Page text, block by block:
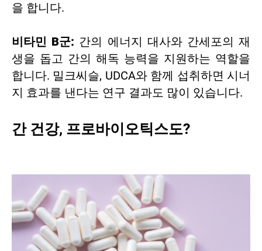
을 합니다.
비타민 B군: 간의 에너지 대사와 간세포의 재
생을 돕고 간의 해독 능력을 지원하는 역할을
합니다. 밀크씨슬, UDCA와 함께 섭취하면 시너
지 효과를 낸다는 연구 결과도 많이 있습니다.
간 건강, 프로바이오틱스도?